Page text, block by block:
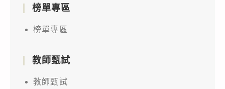
榜單專區
榜單專區
教師甄試
教師甄試